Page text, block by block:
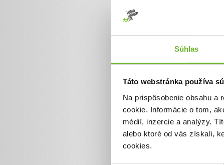
Súhlas
Táto webstránka používa
Na prispôsobenie obsahu a
cookie. Informácie o tom,
médií, inzercie a analýzy.
alebo ktoré od vás získali,
cookies.
za byt platíme 500€, z
do telefónu (6€ ja a 6€
Ďalšie informácie
Zoznam darov (23)